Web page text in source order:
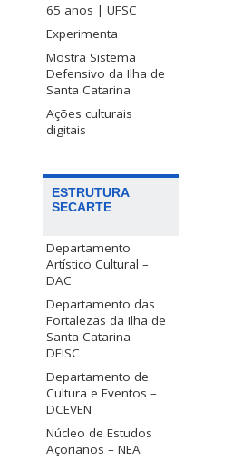
65 anos | UFSC
Experimenta
Mostra Sistema
Defensivo da Ilha de
Santa Catarina
Ações culturais
digitais
ESTRUTURA
SECARTE
Departamento
Artístico Cultural –
DAC
Departamento das
Fortalezas da Ilha de
Santa Catarina –
DFISC
Departamento de
Cultura e Eventos –
DCEVEN
Núcleo de Estudos
Açorianos – NEA